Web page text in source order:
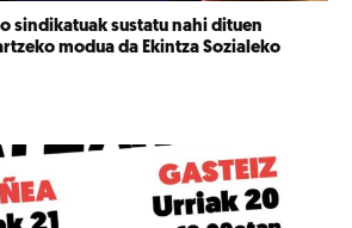
sindikatuak sustatu nahi dituen
modua da Ekintza Sozialeko